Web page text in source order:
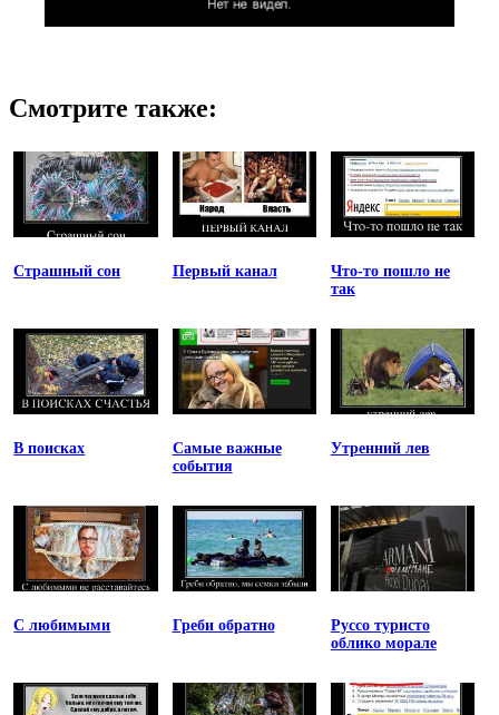
Смотрите также:
Страшный сон Первый канал
Что-то пошло не
так
В поисках
Самые важные
события
Утренний лев
С любимыми Греби обратно
Руссо туристо
облико морале